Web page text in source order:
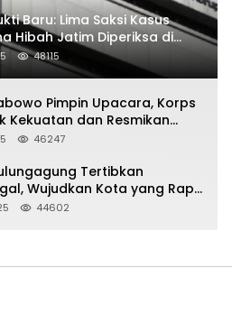
Baru: Lima Saksi Kasus
Hibah Jatim Diperiksa di
48115
Pimpin Upacara, Korps
Kekuatan dan Resmikan
46247
Tertibkan
Wujudkan Kota yang Rapi
44602